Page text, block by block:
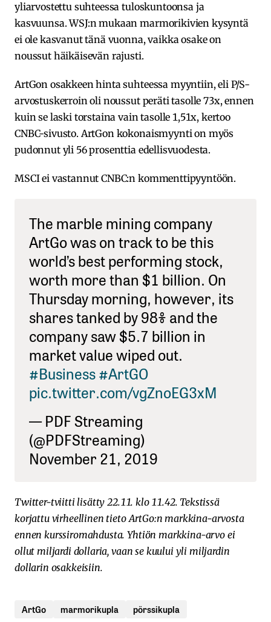
yliarvostettu suhteessa tuloskuntoonsa ja
kasvuunsa. WSJ:n mukaan marmorikivien kysyntä
ei ole kasvanut tänä vuonna, vaikka osake on
noussut häikäisevän rajusti.
ArtGon osakkeen hinta suhteessa myyntiin, eli P/S-
arvostuskerroin oli noussut peräti tasolle 73x, ennen
kuin se laski torstaina vain tasolle 1,51x, kertoo
CNBC-sivusto. ArtGon kokonaismyynti on myös
pudonnut yli 56 prosenttia edellisvuodesta.
MSCI ei vastannut CNBC:n kommenttipyyntöön.
The marble mining company
ArtGo was on track to be this
world’s best performing stock,
worth more than $1 billion. On
Thursday morning, however, its
shares tanked by 98% and the
company saw $5.7 billion in
market value wiped out.
#Business#ArtGO
pic.twitter.com/vgZnoEG3xM
— PDF Streaming
(@PDFStreaming)
November 21, 2019
Twitter-tviitti lisätty 22.11. klo 11.42. Tekstissä
korjattu virheellinen tieto ArtGo:n markkina-arvosta
ennen kurssiromahdusta. Yhtiön markkina-arvo ei
ollut miljardi dollaria, vaan se kuului yli miljardin
dollarin osakkeisiin.
ArtGo marmorikupla pörssikupla